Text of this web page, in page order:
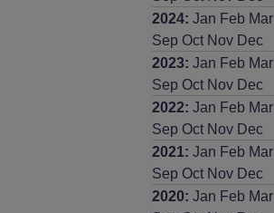
2024: Jan Feb Mar
Sep Oct Nov Dec
2023: Jan Feb Mar
Sep Oct Nov Dec
2022: Jan Feb Mar
Sep Oct Nov Dec
2021 : Jan Feb Mar
Sep Oct Nov Dec
2020: Jan Feb Mar